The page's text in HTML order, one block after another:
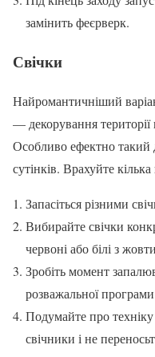
замінить феєрверк.
Свічки
Найромантичніший
— декорування території
Особливо ефектно такий
сутінків. Врахуйте
Запасіться різними
Вибирайте свічки
червоні або білі з
Зробіть момент
розважальної
Подумайте про техніку
свічники і не